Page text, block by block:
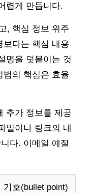
렵게 만듭니다.
, 핵심 정보 위주
보다는 핵심 내용
명을 덧붙이는 것
법의 핵심은 효율
추가 정보를 제공
일이나 링크의 내
다. 이메일 예절
기호(bullet point)